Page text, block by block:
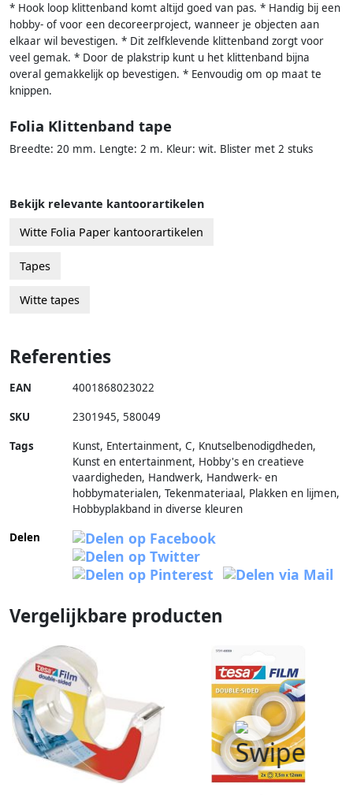
* Hook loop klittenband komt altijd goed van pas. * Handig bij een
hobby- of voor een decoreerproject, wanneer je objecten aan
elkaar wil bevestigen. * Dit zelfklevende klittenband zorgt voor
veel gemak. * Door de plakstrip kunt u het klittenband bijna
overal gemakkelijk op bevestigen. * Eenvoudig om op maat te
knippen.
Folia Klittenband tape
Breedte: 20 mm. Lengte: 2 m. Kleur: wit. Blister met 2 stuks
Bekijk relevante kantoorartikelen
Witte Folia Paper kantoorartikelen
Tapes
Witte tapes
Referenties
EAN 4001868023022
SKU 2301945, 580049
Tags
Kunst, Entertainment, C, Knutselbenodigdheden,
Kunst en entertainment, Hobby's en creatieve
vaardigheden, Handwerk, Handwerk- en
hobbymaterialen, Tekenmateriaal, Plakken en lijmen,
Hobbyplakband in diverse kleuren
Delen
Vergelijkbare producten